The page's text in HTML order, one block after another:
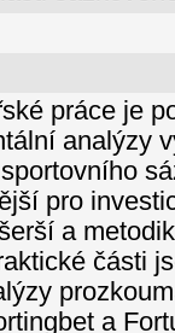
práce je
analýzy
pro
a
části
a